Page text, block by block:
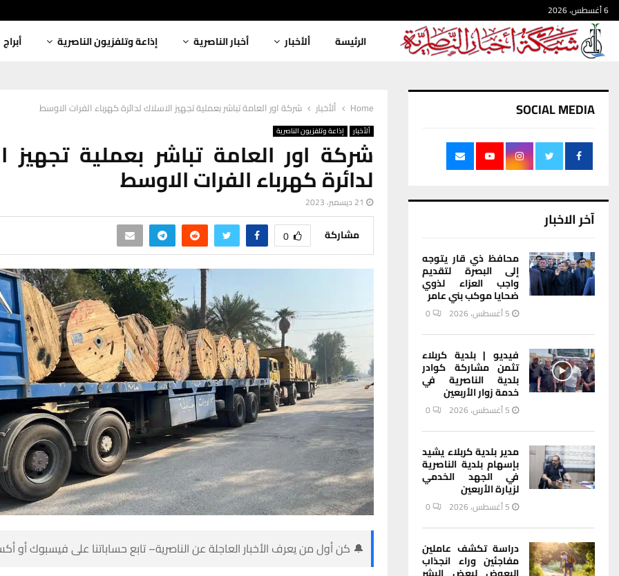
6 أغسطس، 2026
الرئيسة ألأخبار أخبار الناصرية إذاعة وتلفزيون الناصرية أبراج
Home ألأخبار شركة اور العامة تباشر بعملية تجهيز الاسلاك لدائرة كهرباء الفرات الاوسط
ألأخبار إذاعة وتلفزيون الناصرية
شركة اور العامة تباشر بعملية تجهيز
لدائرة كهرباء الفرات الاوسط
21 ديسمبر، 2023
مشاركة 0
🔔 كن أول من يعرف الأخبار العاجلة عن الناصرية– تابع حساباتنا على فيسبوك أو
SOCIAL MEDIA
آخر الاخبار
محافظ ذي قار يتوجه
إلى البصرة لتقديم
واجب العزاء لذوي
ضحايا موكب بني عامر
5 أغسطس، 2026 0
فيديو | بلدية كربلاء
تثمن مشاركة كوادر
بلدية الناصرية في
خدمة زوار الأربعين
5 أغسطس، 2026 0
مدير بلدية كربلاء يشيد
بإسهام بلدية الناصرية
في الجهد الخدمي
لزيارة الأربعين
5 أغسطس، 2026 0
دراسة تكشف عاملين
مفاجئين وراء انجذاب